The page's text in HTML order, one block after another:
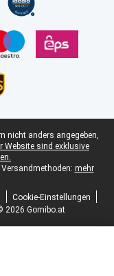
nicht anders angegeben,
Website sind exklusive
mehr
Cookie-Einstellungen
2026 Gomibo.at